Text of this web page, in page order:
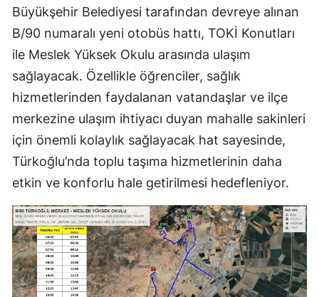
Büyükşehir Belediyesi tarafından devreye alınan
B/90 numaralı yeni otobüs hattı, TOKİ Konutları
ile Meslek Yüksek Okulu arasında ulaşım
sağlayacak. Özellikle öğrenciler, sağlık
hizmetlerinden faydalanan vatandaşlar ve ilçe
merkezine ulaşım ihtiyacı duyan mahalle sakinleri
için önemli kolaylık sağlayacak hat sayesinde,
Türkoğlu’nda toplu taşıma hizmetlerinin daha
etkin ve konforlu hale getirilmesi hedefleniyor.